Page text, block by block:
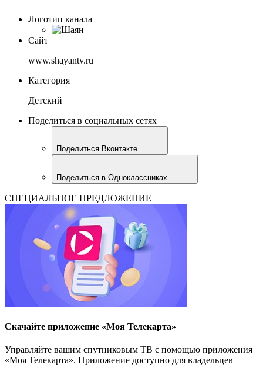
Логотип канала
Сайт
www.shayantv.ru
Категория
Детский
Поделиться в социальных сетях
Поделиться Вконтакте
Поделиться в Одноклассниках
СПЕЦИАЛЬНОЕ ПРЕДЛОЖЕНИЕ
Скачайте приложение «Моя Телекарта»
Управляйте вашим спутниковым ТВ с помощью приложения
«Моя Телекарта». Приложение доступно для владельцев